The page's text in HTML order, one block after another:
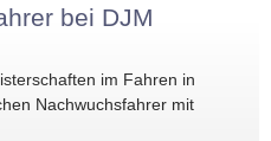
bei DJM
im Fahren in
Nachwuchsfahrer mit
überzeugen. Frederik